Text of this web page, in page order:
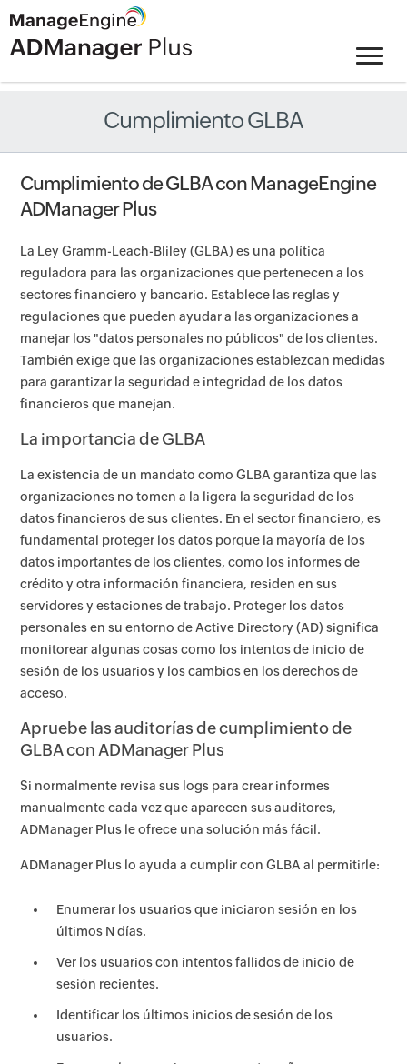
Cumplimiento GLBA
Cumplimiento de GLBA con ManageEngine
ADManager Plus
La Ley Gramm-Leach-Bliley (GLBA) es una política
reguladora para las organizaciones que pertenecen a los
sectores financiero y bancario. Establece las reglas y
regulaciones que pueden ayudar a las organizaciones a
manejar los "datos personales no públicos" de los clientes.
También exige que las organizaciones establezcan medidas
para garantizar la seguridad e integridad de los datos
financieros que manejan.
La importancia de GLBA
La existencia de un mandato como GLBA garantiza que las
organizaciones no tomen a la ligera la seguridad de los
datos financieros de sus clientes. En el sector financiero, es
fundamental proteger los datos porque la mayoría de los
datos importantes de los clientes, como los informes de
crédito y otra información financiera, residen en sus
servidores y estaciones de trabajo. Proteger los datos
personales en su entorno de Active Directory (AD) significa
monitorear algunas cosas como los intentos de inicio de
sesión de los usuarios y los cambios en los derechos de
acceso.
Apruebe las auditorías de cumplimiento de
GLBA con ADManager Plus
Si normalmente revisa sus logs para crear informes
manualmente cada vez que aparecen sus auditores,
ADManager Plus le ofrece una solución más fácil.
ADManager Plus lo ayuda a cumplir con GLBA al permitirle:
Enumerar los usuarios que iniciaron sesión en los
últimos N días.
Ver los usuarios con intentos fallidos de inicio de
sesión recientes.
Identificar los últimos inicios de sesión de los
usuarios.